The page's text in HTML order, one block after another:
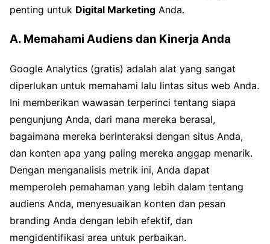
penting untuk Digital Marketing Anda.
A. Memahami Audiens dan Kinerja Anda
Google Analytics (gratis) adalah alat yang sangat
diperlukan untuk memahami lalu lintas situs web Anda.
Ini memberikan wawasan terperinci tentang siapa
pengunjung Anda, dari mana mereka berasal,
bagaimana mereka berinteraksi dengan situs Anda,
dan konten apa yang paling mereka anggap menarik.
Dengan menganalisis metrik ini, Anda dapat
memperoleh pemahaman yang lebih dalam tentang
audiens Anda, menyesuaikan konten dan pesan
branding Anda dengan lebih efektif, dan
mengidentifikasi area untuk perbaikan.